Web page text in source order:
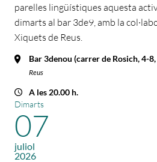
parelles lingüístiques aquesta
dimarts al bar 3de9, amb la
Xiquets de Reus.
Bar 3denou (carrer de Rosich, 4-8,
Reus
A les 20.00 h.
Dimarts
07
juliol
2026